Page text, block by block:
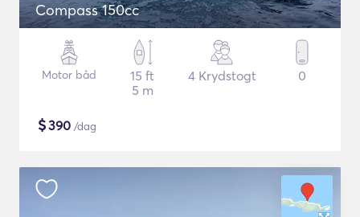
Compass 150cc
Motor båd
15 ft
5 m
4 Krydstogt 0
$390 /dag